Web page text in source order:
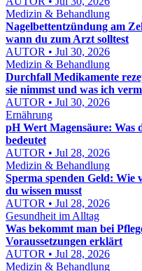
Medizin & Behandlung
Nagelbettentzündung am
wann du zum Arzt solltest
AUTOR • Jul 30, 2026
Medizin & Behandlung
Durchfall Medikamente
sie nimmst und was ich
AUTOR • Jul 30, 2026
Ernährung
pH Wert Magensäure: Was
bedeutet
AUTOR • Jul 28, 2026
Medizin & Behandlung
Sperma spenden Geld:
du wissen musst
AUTOR • Jul 28, 2026
Gesundheit im Alltag
Was bekommt man bei
Voraussetzungen erklärt
AUTOR • Jul 28, 2026
Medizin & Behandlung